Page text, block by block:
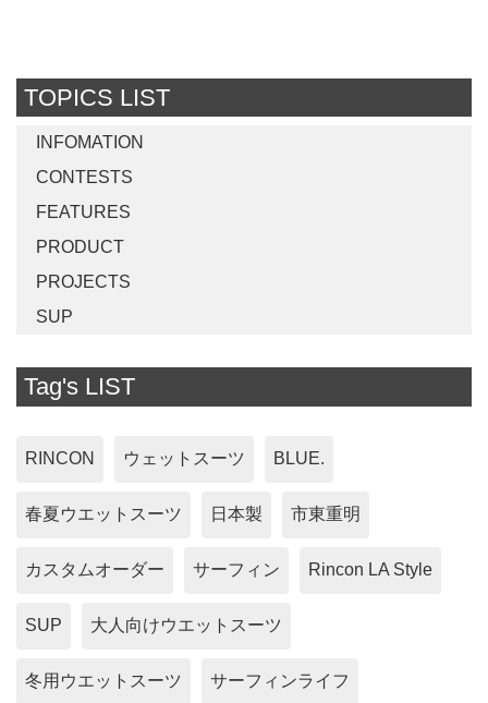
TOPICS LIST
INFOMATION
CONTESTS
FEATURES
PRODUCT
PROJECTS
SUP
Tag's LIST
RINCON ウェットスーツ BLUE.
春夏ウエットスーツ 日本製 市東重明
カスタムオーダー サーフィン Rincon LA Style
SUP 大人向けウエットスーツ
冬用ウエットスーツ サーフィンライフ